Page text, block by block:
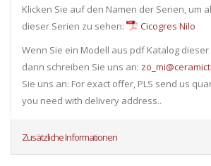
Klicken Sie auf den Namen der Serien, um
dieser Serien zu sehen:
Cicogres Nilo
Wenn Sie ein Modell aus pdf Katalog
dann schreiben Sie uns an:
Sie uns an: For exact offer, PLS send us
you need with delivery address..
Zusätzliche Informationen